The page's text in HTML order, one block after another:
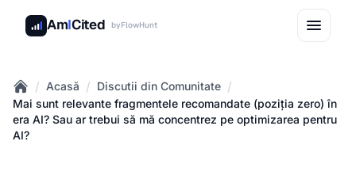
AmICited byFlowHunt
Home
/ Acasă / Discutii din Comunitate /
Mai sunt relevante fragmentele recomandate (poziția zero) în
era AI? Sau ar trebui să mă concentrez pe optimizarea pentru
AI?